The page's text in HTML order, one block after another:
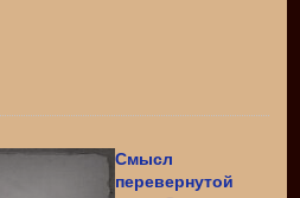
Смысл
перевернутой